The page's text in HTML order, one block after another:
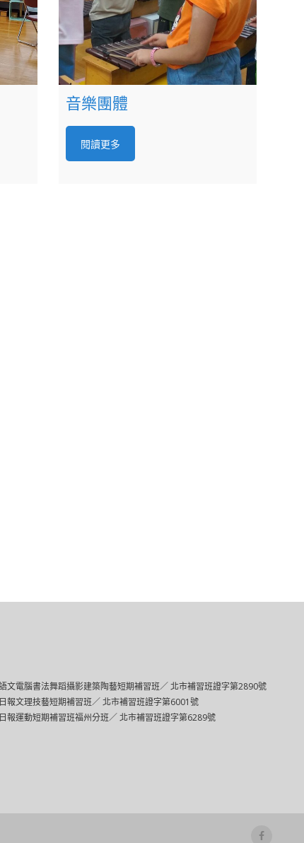
音樂團體
閱讀更多
文電腦書法舞蹈攝影建築陶藝短期補習班／ 北市補習班證字第2890號
報文理技藝短期補習班／ 北市補習班證字第6001號
報運動短期補習班福州分班／ 北市補習班證字第6289號